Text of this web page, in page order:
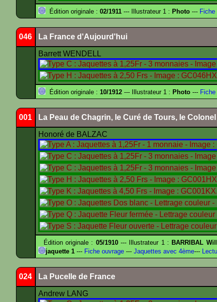
Édition originale : 02/1911 --- Illustrateur 1 : Photo --- Fiche
046 La France d'Aujourd'hui
Barrett WENDELL
Édition originale : 10/1912 --- Illustrateur 1 : Photo ---
001 La Peau de Chagrin, le Curé de Tours, le
Honoré de BALZAC
Édition originale : 05/1910--- Illustrateur 1 : BARRIBAL
jaquette 1 --- Fiche ouvrage --- Jaquettes avec 4ème---
024 La Pucelle de France
Andrew LANG